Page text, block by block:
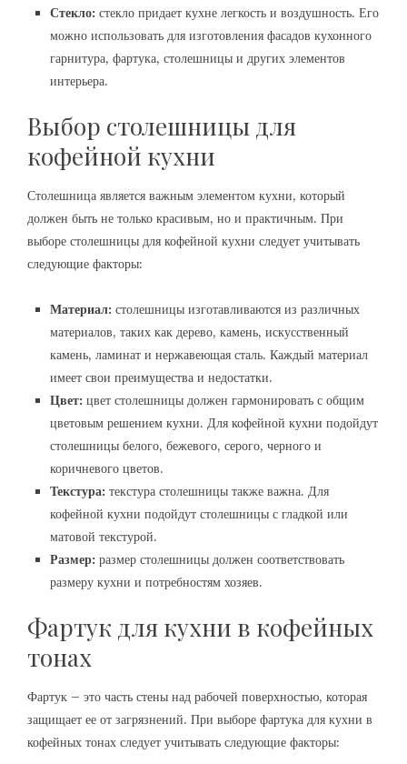
Стекло: стекло придает кухне легкость и воздушность. Его
можно использовать для изготовления фасадов кухонного
гарнитура, фартука, столешницы и других элементов
интерьера.
Выбор столешницы для
кофейной кухни
Столешница является важным элементом кухни, который
должен быть не только красивым, но и практичным. При
выборе столешницы для кофейной кухни следует учитывать
следующие факторы:
Материал: столешницы изготавливаются из различных
материалов, таких как дерево, камень, искусственный
камень, ламинат и нержавеющая сталь. Каждый материал
имеет свои преимущества и недостатки.
Цвет: цвет столешницы должен гармонировать с общим
цветовым решением кухни. Для кофейной кухни подойдут
столешницы белого, бежевого, серого, черного и
коричневого цветов.
Текстура: текстура столешницы также важна. Для
кофейной кухни подойдут столешницы с гладкой или
матовой текстурой.
Размер: размер столешницы должен соответствовать
размеру кухни и потребностям хозяев.
Фартук для кухни в кофейных
тонах
Фартук – это часть стены над рабочей поверхностью, которая
защищает ее от загрязнений. При выборе фартука для кухни в
кофейных тонах следует учитывать следующие факторы: